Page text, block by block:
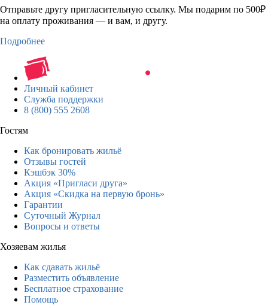
Отправьте другу пригласительную ссылку. Мы подарим по 500₽
на оплату проживания — и вам, и другу.
Подробнее
Личный кабинет
Служба поддержки
8 (800) 555 2608
Гостям
Как бронировать жильё
Отзывы гостей
Кэшбэк 30%
Акция «Пригласи друга»
Акция «Скидка на первую бронь»
Гарантии
Суточный Журнал
Вопросы и ответы
Хозяевам жилья
Как сдавать жильё
Разместить объявление
Бесплатное страхование
Помощь